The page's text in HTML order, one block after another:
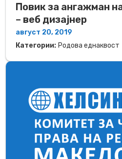
Повик за ангажман
– веб дизајнер
август 20, 2019
Категории: Родова еднаквост